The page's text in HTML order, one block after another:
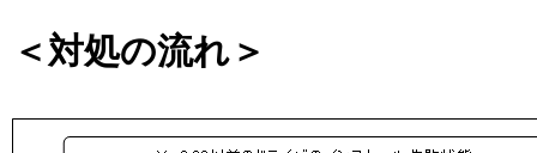
＜対処の流れ＞